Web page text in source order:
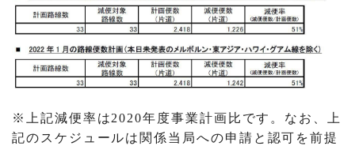
※上記減便率は2020年度事業計画比です。なお、上
記のスケジュールは関係当局への申請と認可を前提